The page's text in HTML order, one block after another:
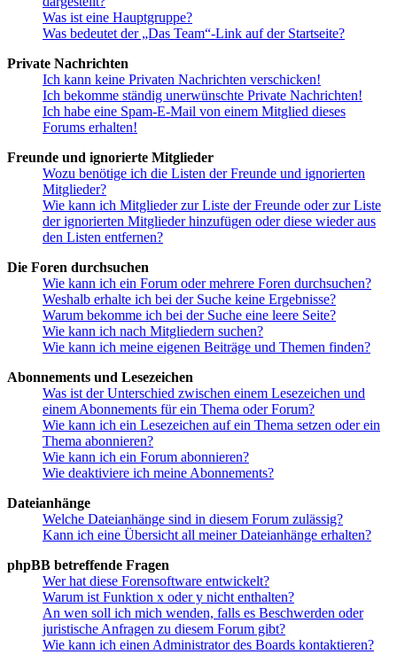
Was ist eine Hauptgruppe?
Was bedeutet der „Das Team“-Link auf der Startseite?
Private Nachrichten
Ich kann keine Privaten Nachrichten verschicken!
Ich bekomme ständig unerwünschte Private Nachrichten!
Ich habe eine Spam-E-Mail von einem Mitglied dieses
Forums erhalten!
Freunde und ignorierte Mitglieder
Wozu benötige ich die Listen der Freunde und ignorierten
Mitglieder?
Wie kann ich Mitglieder zur Liste der Freunde oder zur Liste
der ignorierten Mitglieder hinzufügen oder diese wieder aus
den Listen entfernen?
Die Foren durchsuchen
Wie kann ich ein Forum oder mehrere Foren durchsuchen?
Weshalb erhalte ich bei der Suche keine Ergebnisse?
Warum bekomme ich bei der Suche eine leere Seite?
Wie kann ich nach Mitgliedern suchen?
Wie kann ich meine eigenen Beiträge und Themen finden?
Abonnements und Lesezeichen
Was ist der Unterschied zwischen einem Lesezeichen und
einem Abonnements für ein Thema oder Forum?
Wie kann ich ein Lesezeichen auf ein Thema setzen oder ein
Thema abonnieren?
Wie kann ich ein Forum abonnieren?
Wie deaktiviere ich meine Abonnements?
Dateianhänge
Welche Dateianhänge sind in diesem Forum zulässig?
Kann ich eine Übersicht all meiner Dateianhänge erhalten?
phpBB betreffende Fragen
Wer hat diese Forensoftware entwickelt?
Warum ist Funktion x oder y nicht enthalten?
An wen soll ich mich wenden, falls es Beschwerden oder
juristische Anfragen zu diesem Forum gibt?
Wie kann ich einen Administrator des Boards kontaktieren?